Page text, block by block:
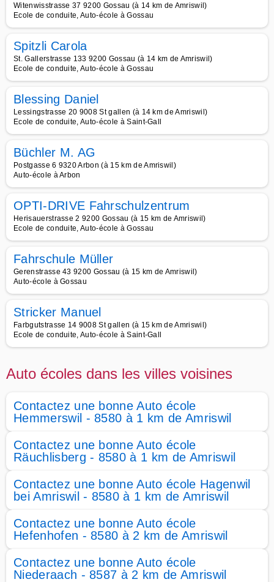
Witenwisstrasse 37 9200 Gossau (à 14 km de Amriswil)
Ecole de conduite, Auto-école à Gossau
Spitzli Carola
St. Gallerstrasse 133 9200 Gossau (à 14 km de Amriswil)
Ecole de conduite, Auto-école à Gossau
Blessing Daniel
Lessingstrasse 20 9008 St gallen (à 14 km de Amriswil)
Ecole de conduite, Auto-école à Saint-Gall
Büchler M. AG
Postgasse 6 9320 Arbon (à 15 km de Amriswil)
Auto-école à Arbon
OPTI-DRIVE Fahrschulzentrum
Herisauerstrasse 2 9200 Gossau (à 15 km de Amriswil)
Ecole de conduite, Auto-école à Gossau
Fahrschule Müller
Gerenstrasse 43 9200 Gossau (à 15 km de Amriswil)
Auto-école à Gossau
Stricker Manuel
Farbgutstrasse 14 9008 St gallen (à 15 km de Amriswil)
Ecole de conduite, Auto-école à Saint-Gall
Auto écoles dans les villes voisines
Contactez une bonne Auto école
Hemmerswil - 8580 à 1 km de Amriswil
Contactez une bonne Auto école
Räuchlisberg - 8580 à 1 km de Amriswil
Contactez une bonne Auto école Hagenwil
bei Amriswil - 8580 à 1 km de Amriswil
Contactez une bonne Auto école
Hefenhofen - 8580 à 2 km de Amriswil
Contactez une bonne Auto école
Niederaach - 8587 à 2 km de Amriswil